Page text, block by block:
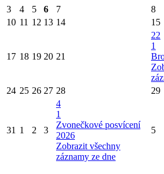
3
4 5 6 7 8
10 11 12 13 14 15
17 18 19 20 21
22
1
24 25 26 27 28 29
31 1 2 3
4
1
Zvonečkové posvícení
2026
Zobrazit všechny
záznamy ze dne
5